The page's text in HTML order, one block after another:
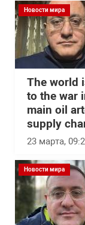
Новости мира
The world
to the war
main oil
supply
23 марта,
Новости мира